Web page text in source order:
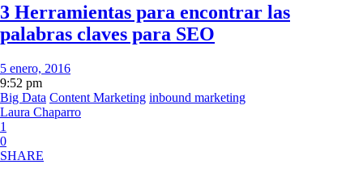
3 Herramientas para encontrar las
palabras claves para SEO
5 enero, 2016
9:52 pm
Big Data Content Marketing inbound marketing
Laura Chaparro
1
0
SHARE